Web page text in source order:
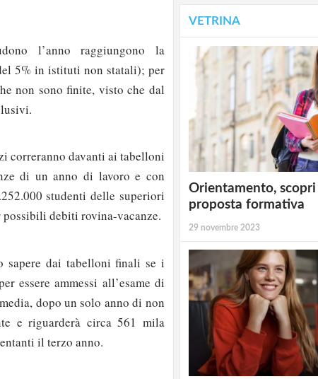
l’anno raggiungono la
5% in istituti non statali); per
non sono finite, visto che dal
correranno davanti ai tabelloni
di un anno di lavoro e con
studenti delle superiori
debiti rovina-vacanze.
sapere dai tabelloni finali se i
essere ammessi all’esame di
dopo un solo anno di non
e riguarderà circa 561 mila
il terzo anno.
VETRINA
Orientamento,
proposta formativa
29 novembre 2023